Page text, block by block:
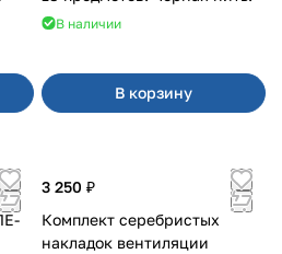
В наличии
В корзину
3 250 ₽
Комплект серебристых
накладок вентиляции